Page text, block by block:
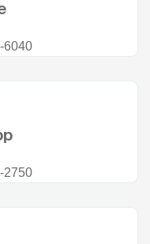
6040
2750